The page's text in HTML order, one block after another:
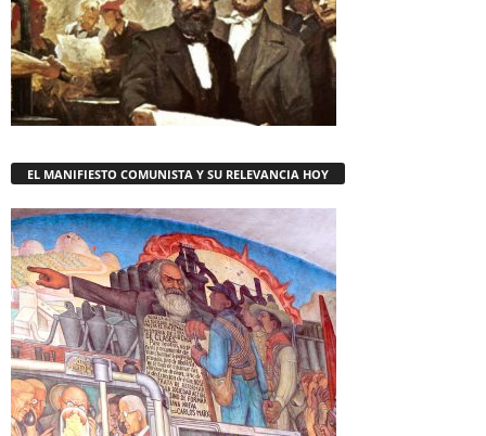
EL MANIFIESTO COMUNISTA Y SU RELEVANCIA HOY